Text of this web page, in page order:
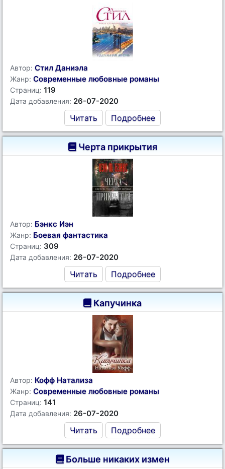
Автор: Стил Даниэла
Жанр: Современные любовные романы
Страниц: 119
Дата добавления: 26-07-2020
Читать Подробнее
Черта прикрытия
Автор: Бэнкс Иэн
Жанр: Боевая фантастика
Страниц: 309
Дата добавления: 26-07-2020
Читать Подробнее
Капучинка
Автор: Кофф Натализа
Жанр: Современные любовные романы
Страниц: 141
Дата добавления: 26-07-2020
Читать Подробнее
Больше никаких измен